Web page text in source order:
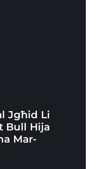
Jgħid Li
Bull Hija
Mar-